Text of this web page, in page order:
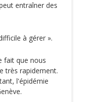
entraîner des
à gérer ».
fait que nous
très rapidement.
l'épidémie